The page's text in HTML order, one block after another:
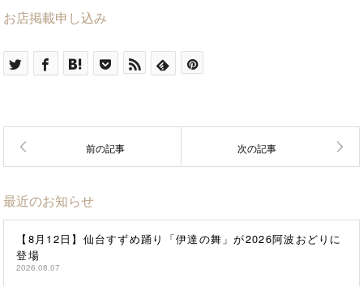
お店掲載申し込み
最近のお知らせ
【8月12日】仙台すずめ踊り「伊達の舞」が2026阿波おどりに
登場
2026.08.07